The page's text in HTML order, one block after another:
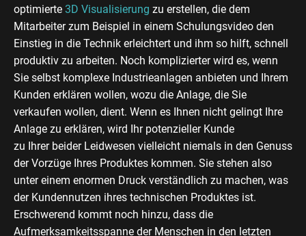
optimierte 3D Visualisierung zu erstellen, die dem
Mitarbeiter zum Beispiel in einem Schulungsvideo den
Einstieg in die Technik erleichtert und ihm so hilft, schnell
produktiv zu arbeiten. Noch komplizierter wird es, wenn
Sie selbst komplexe Industrieanlagen anbieten und Ihrem
Kunden erklären wollen, wozu die Anlage, die Sie
verkaufen wollen, dient. Wenn es Ihnen nicht gelingt Ihre
Anlage zu erklären, wird Ihr potenzieller Kunde
zu Ihrer beider Leidwesen vielleicht niemals in den Genuss
der Vorzüge Ihres Produktes kommen. Sie stehen also
unter einem enormen Druck verständlich zu machen, was
der Kundennutzen ihres technischen Produktes ist.
Erschwerend kommt noch hinzu, dass die
Aufmerksamkeitsspanne der Menschen in den letzten